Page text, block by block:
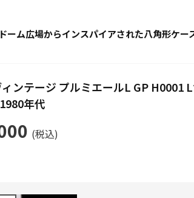
ーム広場からインスパイアされた八角形ケー
ンテージ プルミエールL GP H0001
年代
(税込)